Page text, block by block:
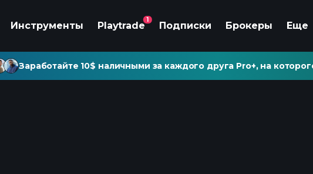
Инструменты Playtrade
1
Подписки Брокеры Еще
Заработайте 10$ наличными за каждого друга Pro+, на